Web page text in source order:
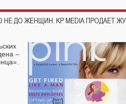
ДО ЖЕНЩИН. KP MEDIA ПРОДАЕТ
–